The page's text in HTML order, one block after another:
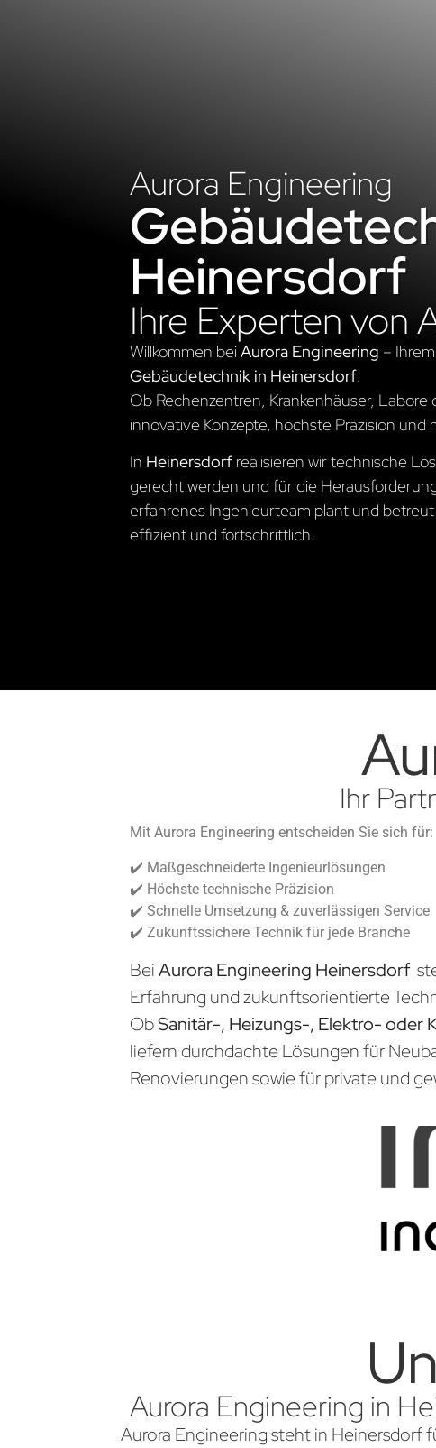
Aurora Engineering
Heinersdorf
Ihre Experten von
Willkommen beiAurora Engineering –
Gebäudetechnik in Heinersdorf.
Ob Rechenzentren, Krankenhäuser,
innovative Konzepte, höchste Präzision und
In Heinersdorf realisieren wir technische
gerecht werden und für die
erfahrenes Ingenieurteam plant und
effizient und fortschrittlich.
Ihr
Mit Aurora Engineering entscheiden Sie sich für:
✔️ Maßgeschneiderte Ingenieurlösungen
✔️ Höchste technische Präzision
✔️ Schnelle Umsetzung & zuverlässigen Service
✔️ Zukunftssichere Technik für jede Branche
BeiAurora Engineering Heinersdorf
Erfahrung und zukunftsorientierte
ObSanitär-, Heizungs-, Elektro- oder
liefern durchdachte Lösungen für
Renovierungen sowie für private und
Aurora Engineering in
Aurora Engineering steht in Heinersdorf